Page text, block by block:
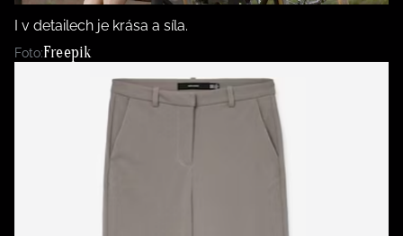
I v detailech je krása a síla.
Foto:Freepik